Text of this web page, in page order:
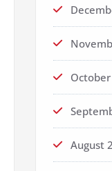
August